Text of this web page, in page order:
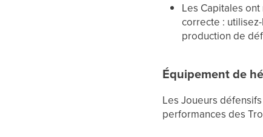
Les Capitales
correcte :
production de
Équipement de
Les Joueurs
performances des